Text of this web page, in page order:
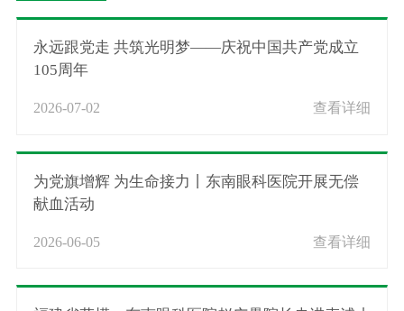
永远跟党走 共筑光明梦——庆祝中国共产党成立
105周年
2026-07-02 查看详细
为党旗增辉 为生命接力丨东南眼科医院开展无偿
献血活动
2026-06-05 查看详细